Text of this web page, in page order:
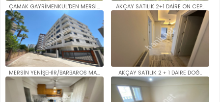
ÇAMAK GAYRİMENKUL'DEN MERSİN/Y.. AKÇAY SATILIK 2+1 DAİRE ÖN CEP..
MERSİN YENİŞEHİR/BARBAROS MAH... AKÇAY SATILIK 2 + 1 DAİRE DOĞ..